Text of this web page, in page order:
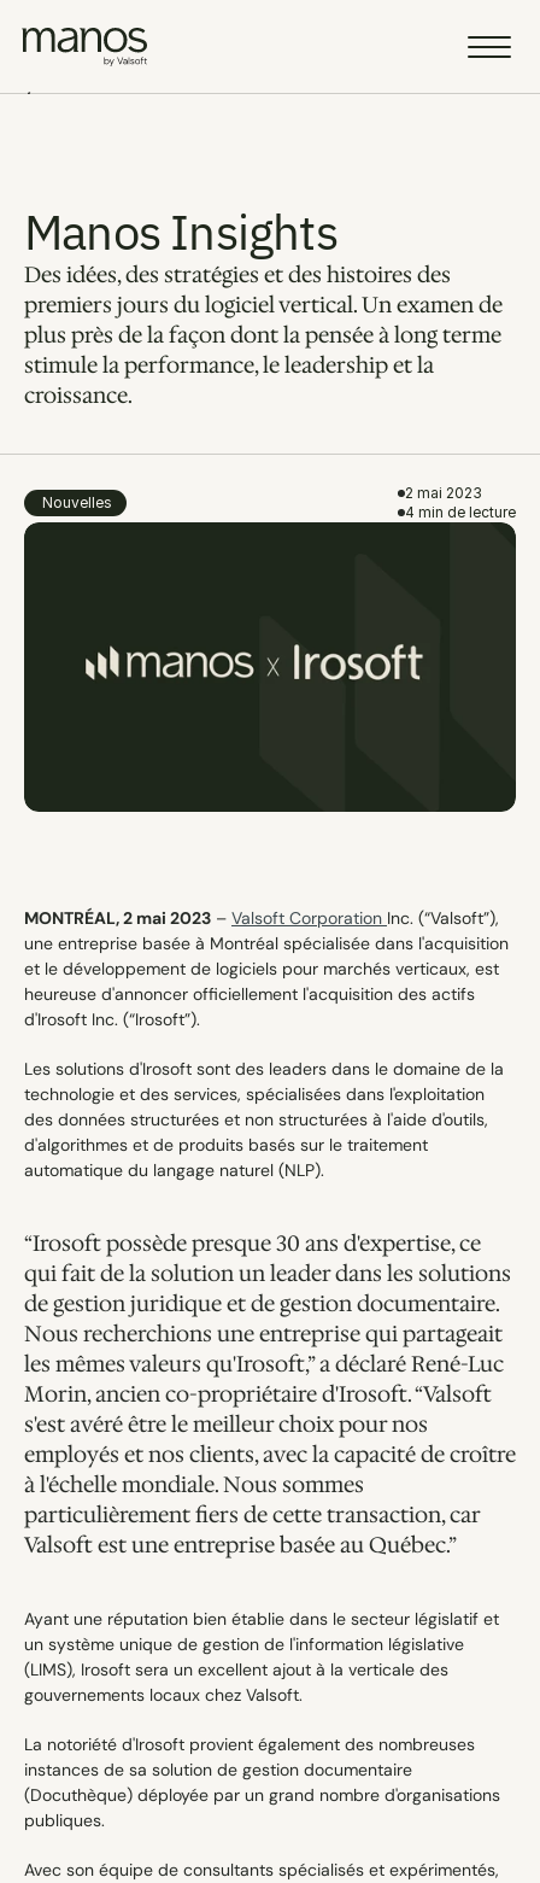
Sell a Business AI Vision
Portfolio
Blogue
Carrières
Manos Insights
Des idées, des stratégies et des histoires des
premiers jours du logiciel vertical. Un examen de
plus près de la façon dont la pensée à long terme
stimule la performance, le leadership et la
croissance.
Nouvelles
2 mai 2023
4 min de lecture
MONTRÉAL, 2 mai 2023 – Valsoft Corporation Inc. (“Valsoft”),
une entreprise basée à Montréal spécialisée dans l'acquisition
et le développement de logiciels pour marchés verticaux, est
heureuse d'annoncer officiellement l'acquisition des actifs
d'Irosoft Inc. (“Irosoft”).
Les solutions d'Irosoft sont des leaders dans le domaine de la
technologie et des services, spécialisées dans l'exploitation
des données structurées et non structurées à l'aide d'outils,
d'algorithmes et de produits basés sur le traitement
automatique du langage naturel (NLP).
“Irosoft possède presque 30 ans d'expertise, ce
qui fait de la solution un leader dans les solutions
de gestion juridique et de gestion documentaire.
Nous recherchions une entreprise qui partageait
les mêmes valeurs qu'Irosoft,” a déclaré René-Luc
Morin, ancien co-propriétaire d'Irosoft. “Valsoft
s'est avéré être le meilleur choix pour nos
employés et nos clients, avec la capacité de croître
à l'échelle mondiale. Nous sommes
particulièrement fiers de cette transaction, car
Valsoft est une entreprise basée au Québec.”
Ayant une réputation bien établie dans le secteur législatif et
un système unique de gestion de l'information législative
(LIMS), Irosoft sera un excellent ajout à la verticale des
gouvernements locaux chez Valsoft.
La notoriété d'Irosoft provient également des nombreuses
instances de sa solution de gestion documentaire
(Docuthèque) déployée par un grand nombre d'organisations
publiques.
Avec son équipe de consultants spécialisés et expérimentés,